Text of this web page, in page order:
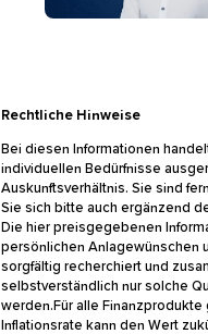
Rechtliche Hinweise
Bei diesen Informationen
individuellen Bedürfnisse
oder Auskunftsverhältnis. Sie
Bedienen Sie sich bitte auch
erhältlich. Die hier
nach Ihren persönlichen
wurden sorgfältig recherchiert
wir selbstverständlich nur
werden.Für alle
Inflationsrate kann den Wert